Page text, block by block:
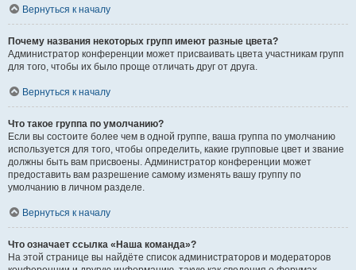
Вернуться к началу
Почему названия некоторых групп имеют разные цвета?
Администратор конференции может присваивать цвета участникам групп
для того, чтобы их было проще отличать друг от друга.
Вернуться к началу
Что такое группа по умолчанию?
Если вы состоите более чем в одной группе, ваша группа по умолчанию
используется для того, чтобы определить, какие групповые цвет и звание
должны быть вам присвоены. Администратор конференции может
предоставить вам разрешение самому изменять вашу группу по
умолчанию в личном разделе.
Вернуться к началу
Что означает ссылка «Наша команда»?
На этой странице вы найдёте список администраторов и модераторов